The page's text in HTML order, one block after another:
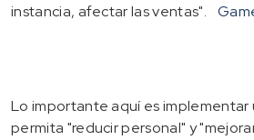
instancia, afectar las ventas".
Lo importante aquí es
permita "reducir personal" y